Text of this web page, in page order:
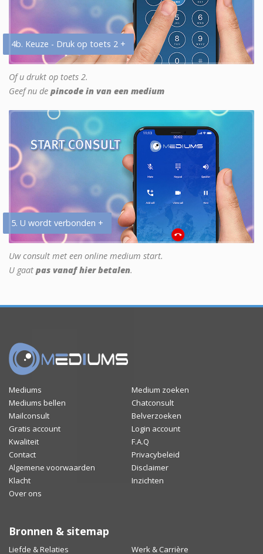
4b. Keuze - Druk op toets 2 +
Of u drukt op toets 2.
Geef nu de pincode in van een medium
5. U wordt verbonden +
Uw consult met een online medium start.
U gaat pas vanaf hier betalen.
Mediums
Medium zoeken
Mediums bellen
Chatconsult
Mailconsult
Belverzoeken
Gratis account
Login account
Kwaliteit
F.A.Q
Contact
Privacybeleid
Algemene voorwaarden
Disclaimer
Klacht
Inzichten
Over ons
Bronnen & sitemap
Liefde & Relaties Werk & Carrière